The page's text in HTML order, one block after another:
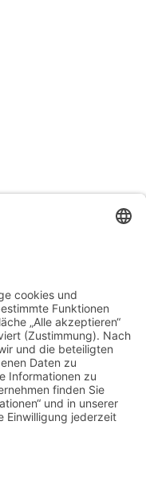
Sie teure
ihre Grenzen stoßen –
den Pendler-Stau